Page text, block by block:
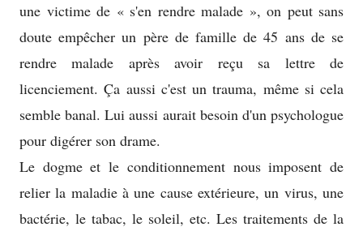
une victime de « s'en rendre malade », on peut sans
doute empêcher un père de famille de 45 ans de se
rendre malade après avoir reçu sa lettre de
licenciement. Ça aussi c'est un trauma, même si cela
semble banal. Lui aussi aurait besoin d'un psychologue
pour digérer son drame.
Le dogme et le conditionnement nous imposent de
relier la maladie à une cause extérieure, un virus, une
bactérie, le tabac, le soleil, etc. Les traitements de la